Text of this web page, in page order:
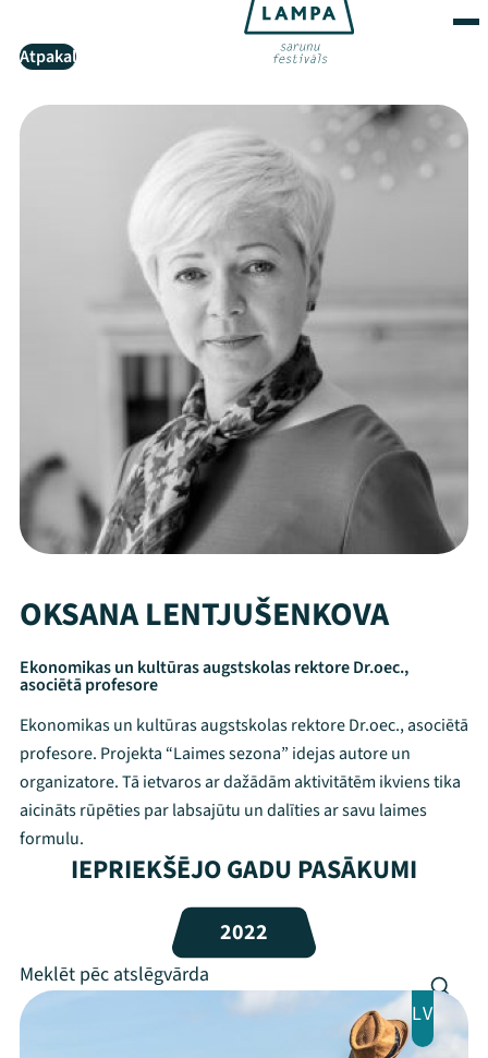
Festivāls
Programma
Arhīvs
Atpakaļ
OKSANA LENTJUŠENKOVA
Ekonomikas un kultūras augstskolas rektore Dr.oec.,
asociētā profesore
Ekonomikas un kultūras augstskolas rektore Dr.oec., asociētā
profesore. Projekta “Laimes sezona” idejas autore un
organizatore. Tā ietvaros ar dažādām aktivitātēm ikviens tika
aicināts rūpēties par labsajūtu un dalīties ar savu laimes
formulu.
IEPRIEKŠĒJO GADU PASĀKUMI
2022
LV